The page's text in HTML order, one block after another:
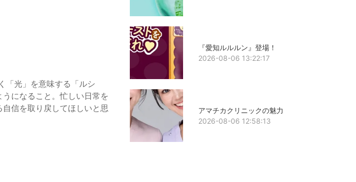
「光」を意味する「ルシ
になること。忙しい日常を
信を取り戻してほしいと思
『愛知ルルルン』登場！
2026-08-06 13:22:17
アマチカクリニックの魅力
2026-08-06 12:58:13